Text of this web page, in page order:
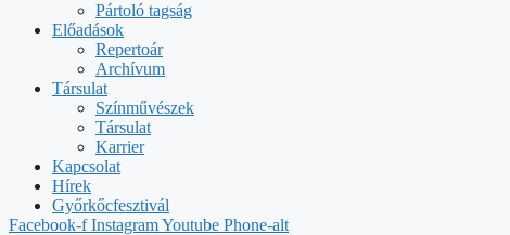
Pártoló tagság
Előadások
Repertoár
Archívum
Társulat
Színművészek
Társulat
Karrier
Kapcsolat
Hírek
Győrkőcfesztivál
Facebook-f InstagramYoutube Phone-alt